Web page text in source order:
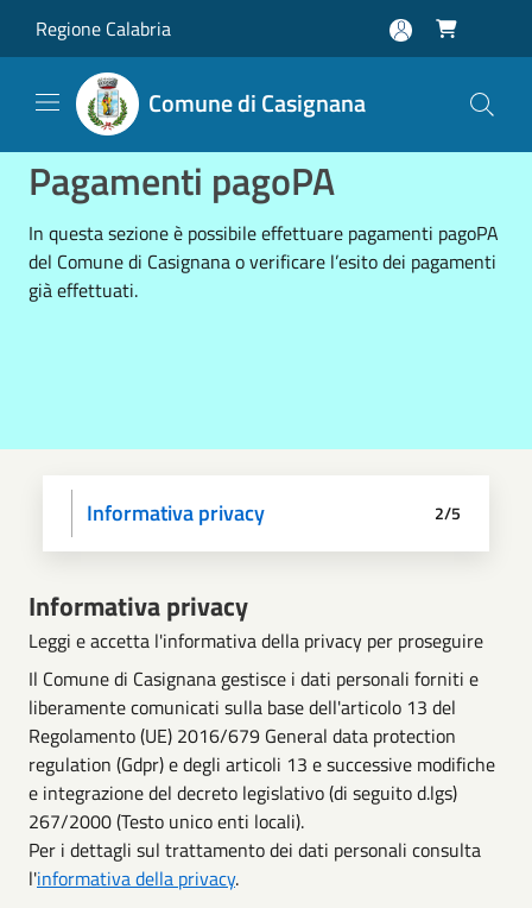
Regione Calabria 
Comune di Casignana
Pagamenti pagoPA
In questa sezione è possibile effettuare pagamenti pagoPA
del Comune di Casignana o verificare l’esito dei pagamenti
già effettuati.
Scegli operazione
Informativa privacy
Dati anagrafici
Paga
Riepilogo 2/5
Informativa privacy
Leggi e accetta l'informativa della privacy per proseguire
Il Comune di Casignana gestisce i dati personali forniti e
liberamente comunicati sulla base dell'articolo 13 del
Regolamento (UE) 2016/679 General data protection
regulation (Gdpr) e degli articoli 13 e successive modifiche
e integrazione del decreto legislativo (di seguito d.lgs)
267/2000 (Testo unico enti locali).
Per i dettagli sul trattamento dei dati personali consulta
l'informativa della privacy.